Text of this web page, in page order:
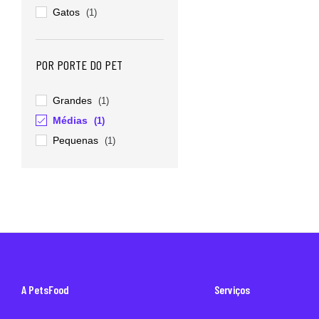
Gatos (1)
POR PORTE DO PET
Grandes (1)
Médias (1)
Pequenas (1)
A PetsFood Serviços